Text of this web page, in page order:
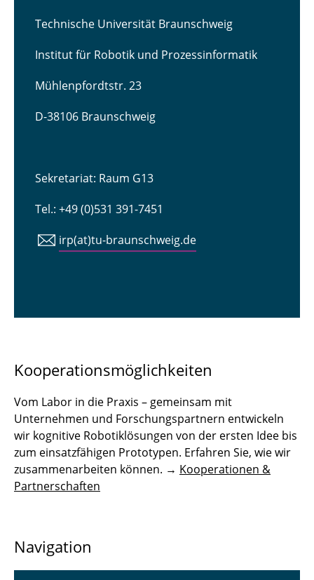
Technische Universität Braunschweig
Institut für Robotik und Prozessinformatik
Mühlenpfordtstr. 23
D-38106 Braunschweig
Sekretariat: Raum G13
Tel.: +49 (0)531 391-7451
irp(at)tu-braunschweig.de
Kooperationsmöglichkeiten
Vom Labor in die Praxis – gemeinsam mit
Unternehmen und Forschungspartnern entwickeln
wir kognitive Robotiklösungen von der ersten Idee bis
zum einsatzfähigen Prototypen. Erfahren Sie, wie wir
zusammenarbeiten können. → Kooperationen &
Partnerschaften
Navigation